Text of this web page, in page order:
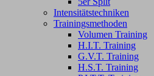
Intensitätstechniken
Trainingsmethoden
Volumen Training
H.I.T. Training
G.V.T. Training
H.S.T. Training